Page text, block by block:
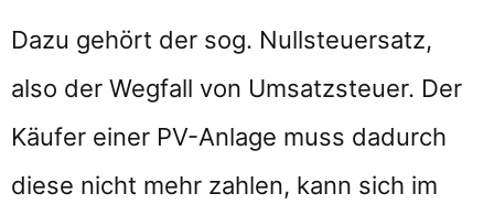
Dazu gehört der sog. Nullsteuersatz,
also der Wegfall von Umsatzsteuer. Der
Käufer einer PV-Anlage muss dadurch
diese nicht mehr zahlen, kann sich im